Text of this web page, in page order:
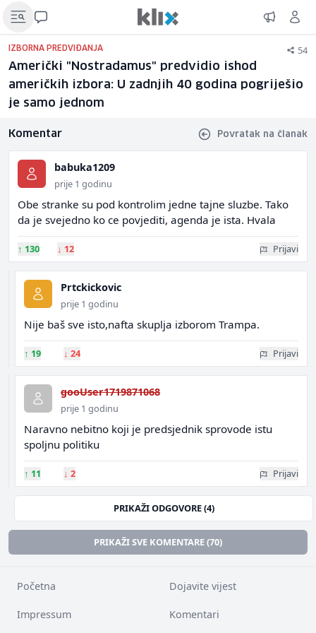
IZBORNA PREDVIĐANJA 54
Američki "Nostradamus" predvidio ishod
američkih izbora: U zadnjih 40 godina pogriješio
je samo jednom
Komentar Povratak na članak
babuka1209
prije 1 godinu
Obe stranke su pod kontrolim jedne tajne sluzbe. Tako
da je svejedno ko ce povjediti, agenda je ista. Hvala
↑ 130 ↓ 12 Prijavi
Prtckickovic
prije 1 godinu
Nije baš sve isto,nafta skuplja izborom Trampa.
↑ 19 ↓ 24 Prijavi
gooUser1719871068
prije 1 godinu
Naravno nebitno koji je predsjednik sprovode istu
spoljnu politiku
↑ 11 ↓ 2 Prijavi
PRIKAŽI ODGOVORE (4)
PRIKAŽI SVE KOMENTARE (70)
Početna Dojavite vijest
Impressum Komentari